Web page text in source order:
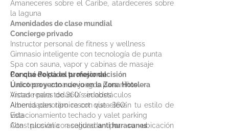
Amaneceres sobre el Caribe, atardeceres sobre
la laguna
Amenidades de clase mundial
Concierge privado
Instructor personal de fitness y wellness
Gimnasio inteligente con tecnología de punta
Spa con sauna, vapor y cabinas de masaje
Cancha de pádel profesional
Ludoteca y zona de juegos para niños
Arcade para todas las edades
Alberca panorámica con vista 360°
Estacionamiento techado y valet parking
Construcción con calidadanti huracanes
Por qué Pokta es tu mejor decisión
Único proyecto nuevo en la Zona Hotelera
Vistas reales de 360° sin obstáculos
Amenidades tipo resort que elevan tu estilo de
vida
Alta plusvalía asegurada por su ubicación